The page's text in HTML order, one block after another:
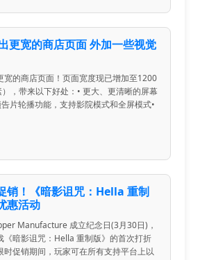
更宽的商店页面 外加一些视觉
宽的商店页面！页面宽度现已增加至1200
，带来以下好处：• 更大、更清晰的屏幕
片轮播功能，支持影院模式和全屏模式•
销！《暗影诅咒：Hella 重制
惠活动
Manufacture 成立纪念日(3月30日)，
《暗影诅咒：Hella 重制版》的首次打折
时促销期间，玩家可在所有支持平台上以